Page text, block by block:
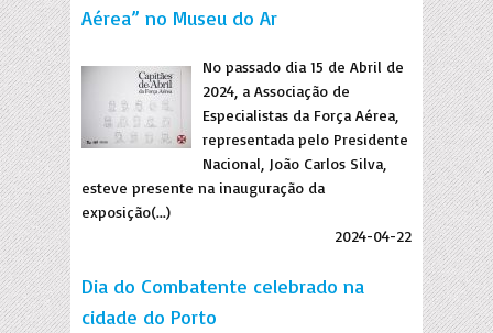
Aérea” no Museu do Ar
No passado dia 15 de Abril de
2024, a Associação de
Especialistas da Força Aérea,
representada pelo Presidente
Nacional, João Carlos Silva,
esteve presente na inauguração da
exposição(...)
2024-04-22
Dia do Combatente celebrado na
cidade do Porto